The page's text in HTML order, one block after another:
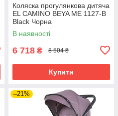
Коляска прогулянкова дитяча
EL CAMINO BEYA ME 1127-B
Black Чорна
В наявності
6 718 ₴ 8 504 ₴
Купити
–21%